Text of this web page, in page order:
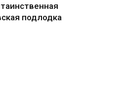
подлодка